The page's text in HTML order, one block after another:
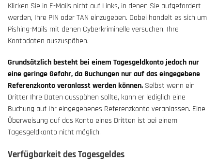
Klicken Sie in E-Mails nicht auf Links, in denen Sie aufgefordert
werden, Ihre PIN oder TAN einzugeben. Dabei handelt es sich um
Pishing-Mails mit denen Cyberkriminelle versuchen, Ihre
Kontodaten auszuspähen.
Grundsätzlich besteht bei einem Tagesgeldkonto jedoch nur
eine geringe Gefahr, da Buchungen nur auf das eingegebene
Referenzkonto veranlasst werden können. Selbst wenn ein
Dritter Ihre Daten ausspähen sollte, kann er lediglich eine
Buchung auf Ihr eingegebenes Referenzkonto veranlassen. Eine
Überweisung auf das Konto eines Dritten ist bei einem
Tagesgeldkonto nicht möglich.
Verfügbarkeit des Tagesgeldes